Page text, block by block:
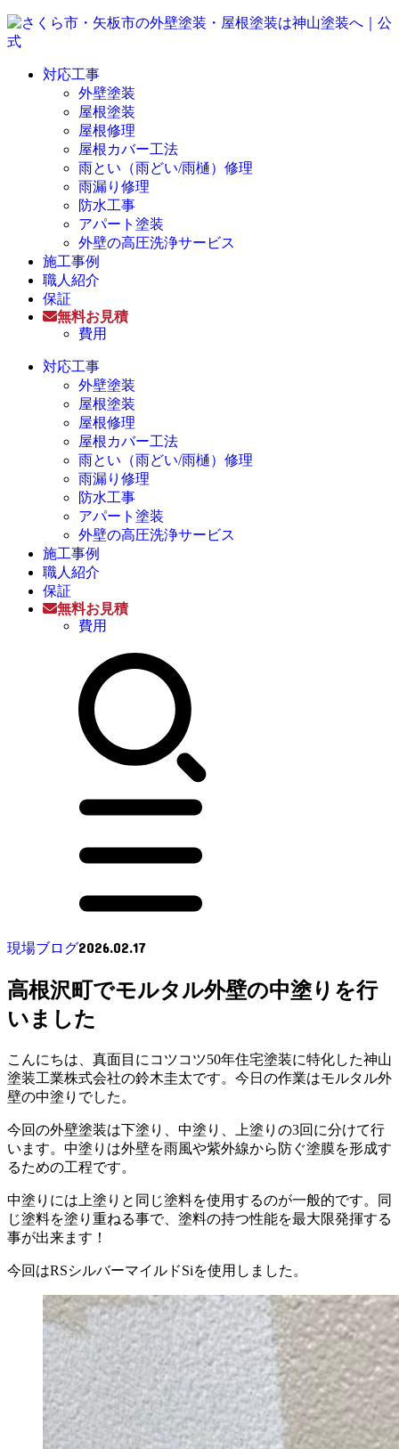
対応工事
外壁塗装
屋根塗装
屋根修理
屋根カバー工法
雨とい（雨どい/雨樋）修理
雨漏り修理
防水工事
アパート塗装
外壁の高圧洗浄サービス
施工事例
職人紹介
保証
無料お見積
費用
対応工事
外壁塗装
屋根塗装
屋根修理
屋根カバー工法
雨とい（雨どい/雨樋）修理
雨漏り修理
防水工事
アパート塗装
外壁の高圧洗浄サービス
施工事例
職人紹介
保証
無料お見積
費用
現場ブログ2026.02.17
高根沢町でモルタル外壁の中塗りを行
いました
こんにちは、真面目にコツコツ50年住宅塗装に特化した神山
塗装工業株式会社の鈴木圭太です。今日の作業はモルタル外
壁の中塗りでした。
今回の外壁塗装は下塗り、中塗り、上塗りの3回に分けて行
います。中塗りは外壁を雨風や紫外線から防ぐ塗膜を形成す
るための工程です。
中塗りには上塗りと同じ塗料を使用するのが一般的です。同
じ塗料を塗り重ねる事で、塗料の持つ性能を最大限発揮する
事が出来ます！
今回はRSシルバーマイルドSiを使用しました。